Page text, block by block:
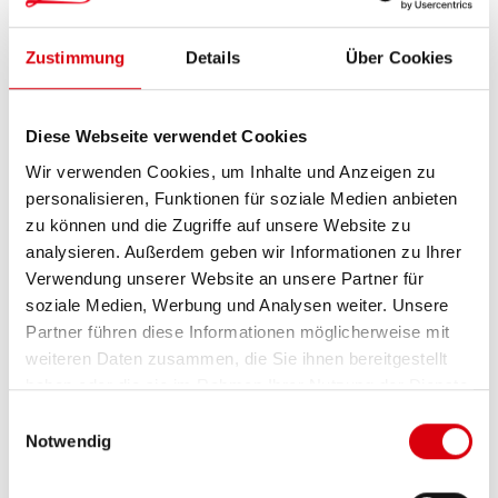
Zustimmung Details Über Cookies
Diese Webseite verwendet Cookies
Wir verwenden Cookies, um Inhalte und Anzeigen zu
personalisieren, Funktionen für soziale Medien anbieten
zu können und die Zugriffe auf unsere Website zu
analysieren. Außerdem geben wir Informationen zu Ihrer
Verwendung unserer Website an unsere Partner für
soziale Medien, Werbung und Analysen weiter. Unsere
Partner führen diese Informationen möglicherweise mit
weiteren Daten zusammen, die Sie ihnen bereitgestellt
haben oder die sie im Rahmen Ihrer Nutzung der Dienste
Notwendig
ZETTI BAMBINA VOLLMILCH
IN DEN WARENKORB